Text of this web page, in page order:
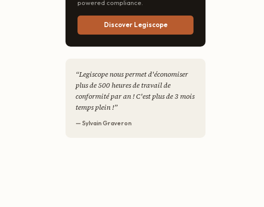
powered compliance.
Discover Legiscope
“Legiscope nous permet d'économiser
plus de 500 heures de travail de
conformité par an ! C'est plus de 3 mois
temps plein !”
— Sylvain Graveron